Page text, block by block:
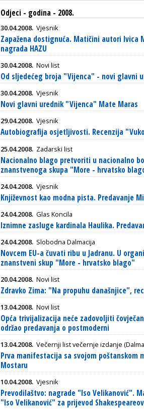
Odjeci - godina - 2008.
30.04.2008. Vjesnik
Zapažena dostignuća. Matičini autori Ivica
nagrada HAZU
30.04.2008. Novi list
Od sljedećeg broja "Vijenca" - novi glavni
30.04.2008. Vjesnik
Novi glavni urednik "Vijenca" Mate Maras
29.04.2008. Vjesnik
Autobiografija osjetljivosti. Recenzija
25.04.2008. Zadarski list
Nacionalno blago pretvoriti u nacionalno
znanstvenoga skupa "More - hrvatsko
24.04.2008. Vjesnik
Književnost kao modna pista. Predavanje
24.04.2008. Glas Koncila
Iznimne zasluge kardinala Haulika.
24.04.2008. Slobodna Dalmacija
Novcem EU-a čuvati ribu u Jadranu. U
znanstveni skup "More - hrvatsko blago"
20.04.2008. Novi list
Zdravko Zima: "Na propuhu današnjice",
13.04.2008. Novi list
Opća trivijalizacija neće zadovoljiti
održao predavanja o postmoderni
13.04.2008. Večernji list večernje izdanje
Prva manifestacija sa svojom poštanskom
Mostaru
10.04.2008. Vjesnik
Prevodilaštvo: nagrade "Iso Velikanović".
"Iso Velikanović" za prijevod